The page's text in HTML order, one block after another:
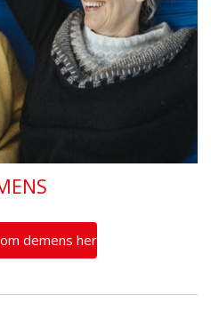
demens her